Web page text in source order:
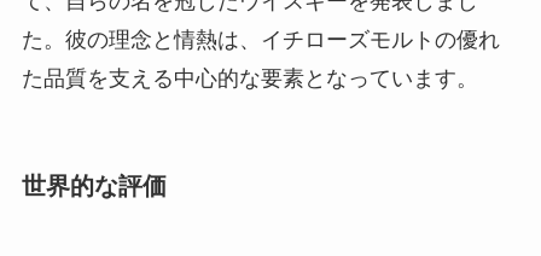
た。彼の理念と情熱は、イチローズモルトの優れ
た品質を支える中心的な要素となっています。
世界的な評価